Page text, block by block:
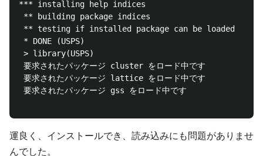
*** installing help indices
** building package indices
** testing if installed package can be loaded
* DONE (USPS)
> library(USPS)
要求されたパッケージ cluster をロード中です
要求されたパッケージ lattice をロード中です
要求されたパッケージ gss をロード中です
運良く、インストールでき、読み込みにも問題がありませ
んでした。